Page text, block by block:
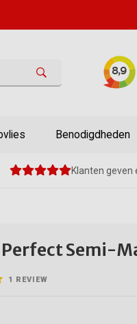
Benodigdheden
Klanten geven
Perfect Semi-
1 REVIEW